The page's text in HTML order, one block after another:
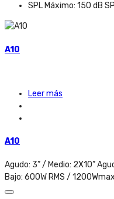
SPL Máximo: 150 dB
A10
Leer más
A10
Agudo: 3” / Medio: 2X10”
Bajo: 600W RMS /